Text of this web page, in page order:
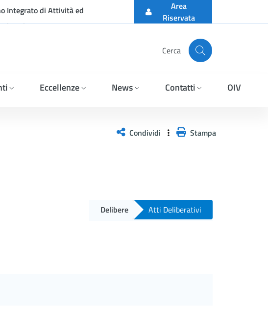
Integrato di Attività ed
Area
Riservata
Cerca
Eccellenze News Contatti OIV
Condividi Stampa
Delibere Atti Deliberativi